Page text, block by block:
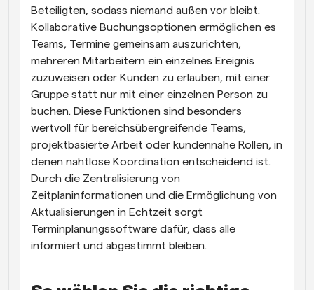
Beteiligten, sodass niemand außen vor bleibt.
Kollaborative Buchungsoptionen ermöglichen es
Teams, Termine gemeinsam auszurichten,
mehreren Mitarbeitern ein einzelnes Ereignis
zuzuweisen oder Kunden zu erlauben, mit einer
Gruppe statt nur mit einer einzelnen Person zu
buchen. Diese Funktionen sind besonders
wertvoll für bereichsübergreifende Teams,
projektbasierte Arbeit oder kundennahe Rollen, in
denen nahtlose Koordination entscheidend ist.
Durch die Zentralisierung von
Zeitplaninformationen und die Ermöglichung von
Aktualisierungen in Echtzeit sorgt
Terminplanungssoftware dafür, dass alle
informiert und abgestimmt bleiben.